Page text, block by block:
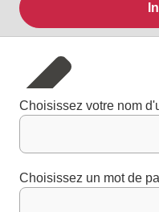
Choisissez votre nom
Choisissez un mot de